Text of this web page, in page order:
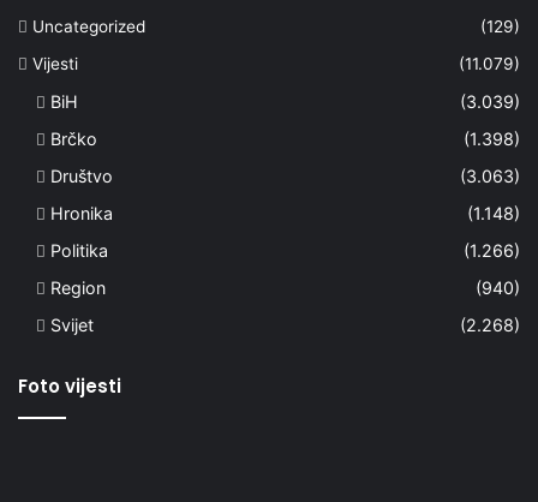
Uncategorized
(129)
Vijesti
(11.079)
BiH
(3.039)
Brčko
(1.398)
Društvo
(3.063)
Hronika
(1.148)
Politika
(1.266)
Region
(940)
Svijet
(2.268)
Foto vijesti